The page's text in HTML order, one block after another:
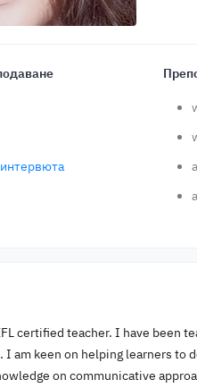
certified teacher. I have
I am keen on helping learners
on communicative